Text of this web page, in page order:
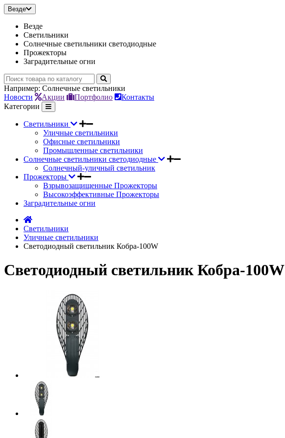
Везде
Везде
Светильники
Солнечные светильники светодиодные
Прожекторы
Заградительные огни
Например: Солнечные светильники
Новости
Акции Портфолио
Контакты
Категории
Светильники
Уличные светильники
Офисные светильники
Промышленные светильники
Солнечные светильники светодиодные
Солнечный-уличный светильник
Прожекторы
Взрывозащищенные Прожекторы
Высокоэффективные Прожекторы
Заградительные огни
Светильники
Уличные светильники
Светодиодный светильник Кобра-100W
Светодиодный светильник Кобра-100W